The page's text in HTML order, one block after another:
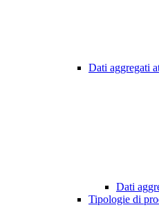
Dati aggregati
Dati
Tipologie di